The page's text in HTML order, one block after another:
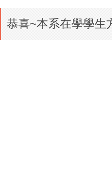
恭喜~本系在學學生